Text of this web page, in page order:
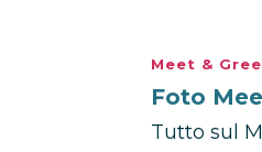
Meet &
Foto
Tutto sul